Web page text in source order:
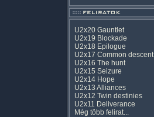
U2x20 Gauntlet
U2x19 Blockade
U2x18 Epilogue
U2x17 Common descent
U2x16 The hunt
U2x15 Seizure
U2x14 Hope
U2x13 Alliances
U2x12 Twin destinies
U2x11 Deliverance
Még több felirat...